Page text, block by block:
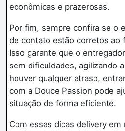
econômicas e prazerosas.
Por fim, sempre confira se o
de contato estão corretos ao
Isso garante que o
sem dificuldades, agilizando
houver qualquer atraso,
com a Douce Passion pode
situação de forma eficiente.
Com essas dicas delivery em